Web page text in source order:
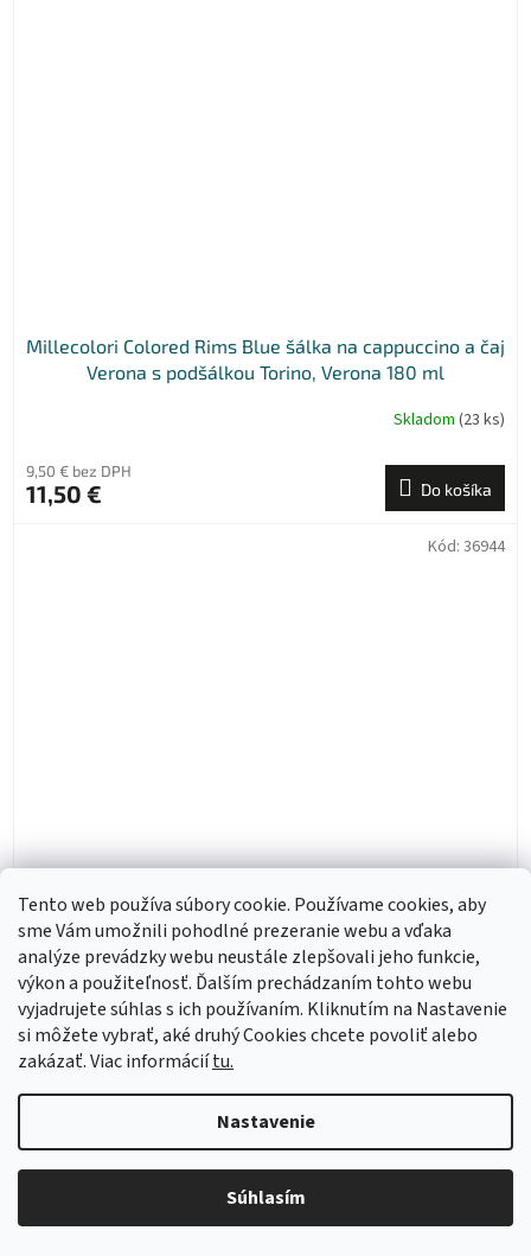
Tento web používa súbory cookie. Používame cookies, aby
sme Vám umožnili pohodlné prezeranie webu a vďaka
analýze prevádzky webu neustále zlepšovali jeho funkcie,
výkon a použiteľnosť. Ďalším prechádzaním tohto webu
vyjadrujete súhlas s ich používaním. Kliknutím na Nastavenie
si môžete vybrať, aké druhý Cookies chcete povoliť alebo
zakázať. Viac informáciítu.
Nastavenie
Súhlasím
Millecolori Colored Rims Blue šálka na cappuccino a čaj
Verona s podšálkou Torino, Verona 180 ml
Skladom (23 ks)
9,50 € bez DPH
11,50 € Do košíka
Millecolori Colored Rims Black šálka na cappuccino
Verona LARGE s podšálkou Torino, Verona 260 ml
Skladom(60 ks)
10,52 € bez DPH
12,73 €
Kód: 36944